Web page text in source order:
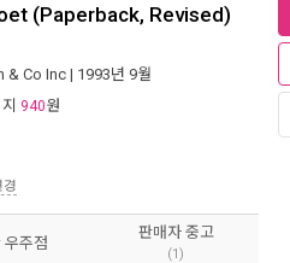
(Paperback, Revised)
& Co Inc| 1993년 9월
940원
경
우주점
판매자 중고
(1)